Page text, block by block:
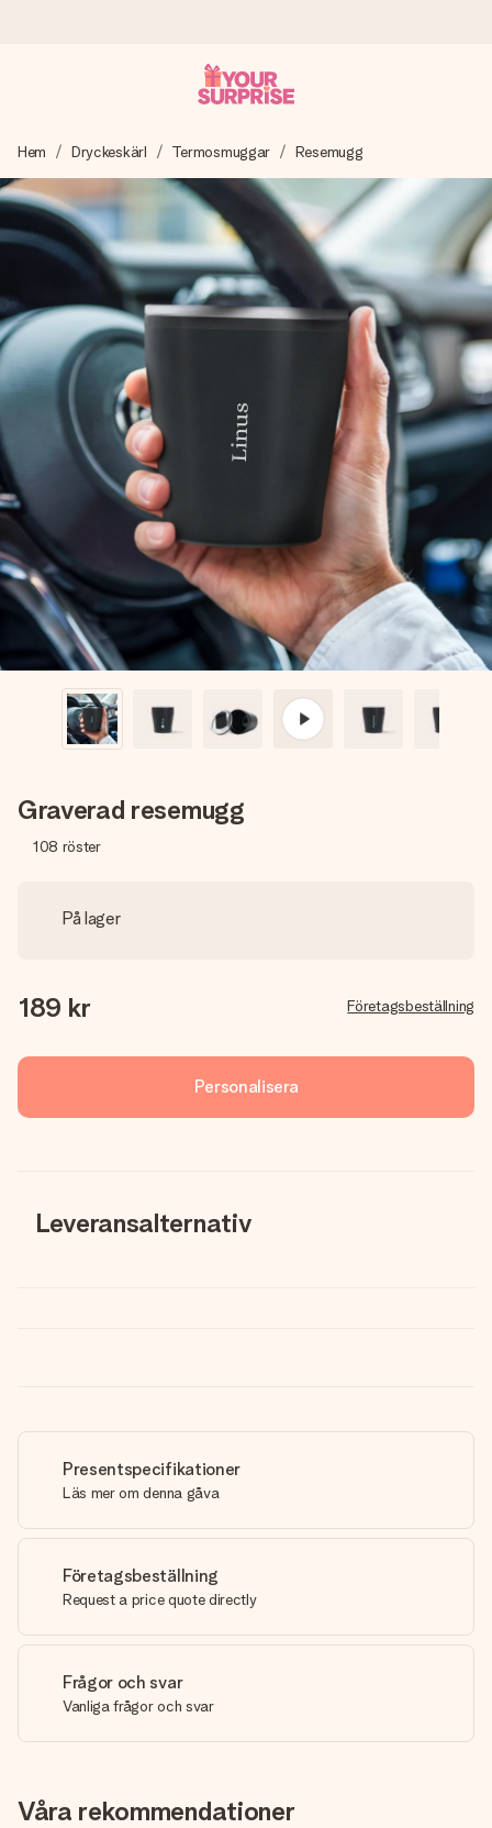
Vi skapar din gåva med omsorg och skickar den blixtsnabbt
– så att du kan ge den i precis rätt tid, när det betyder som
mest.
4,6 (baserat på +15 000 recensioner)
Våra gåvor inspirerar. Kunder ger oss 4,6 på Google
Reviews.
Gratis hälsning
Skapa något unikt med bara några få steg – med hennes
namn, ditt foto eller ett meddelande som verkligen berör
hennes hjärta. Inget krångel, bara med all kärlek för stunden.
Hem Dryckeskärl Termosmuggar Resemugg
Graverad resemugg
108 röster
På lager
189 kr Företagsbeställning
Personalisera
Leveransalternativ
Presentspecifikationer
Läs mer om denna gåva
Företagsbeställning
Request a price quote directly
Frågor och svar
Vanliga frågor och svar
Våra rekommendationer